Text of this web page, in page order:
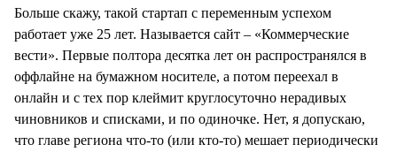
Больше скажу, такой стартап с переменным успехом
работает уже 25 лет. Называется сайт – «Коммерческие
вести». Первые полтора десятка лет он распространялся в
оффлайне на бумажном носителе, а потом переехал в
онлайн и с тех пор клеймит круглосуточно нерадивых
чиновников и списками, и по одиночке. Нет, я допускаю,
что главе региона что-то (или кто-то) мешает периодически